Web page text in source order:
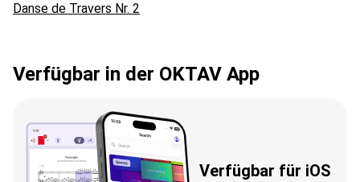
Danse de Travers Nr. 2
Verfügbar in der OKTAV App
Verfügbar für iOS